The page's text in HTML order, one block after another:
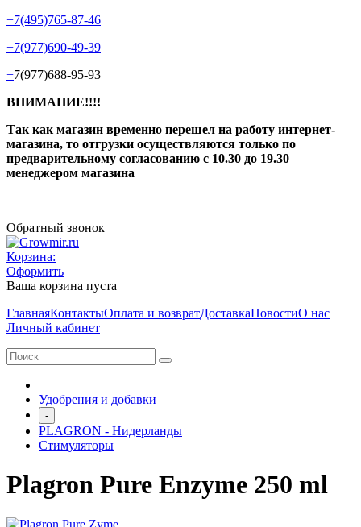
+7(495)765-87-46
+7(977)690-49-39
+7(977)688-95-93
ВНИМАНИЕ!!!!
Так как магазин временно перешел на работу интернет-
магазина, то отгрузки осуществляются только по
предварительному согласованию с 10.30 до 19.30
менеджером магазина
Обратный звонок
Корзина:
Оформить
Ваша корзина пуста
ГлавнаяКонтактыОплата и возвратДоставкаНовостиО нас
Личный кабинет
Удобрения и добавки
-
PLAGRON - Нидерланды
Стимуляторы
Plagron Pure Enzyme 250 ml